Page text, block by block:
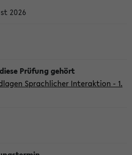
2026
Sprachlicher Interaktion - 1.